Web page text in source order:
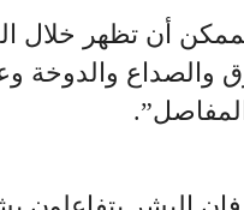
أن تظهر خلال
والصداع والدوخة